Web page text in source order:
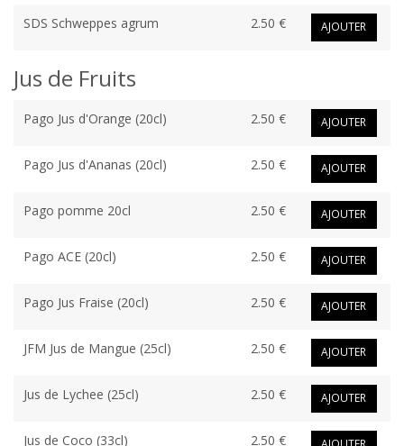
SDS Schweppes agrum 2.50 € AJOUTER
Jus de Fruits
Pago Jus d'Orange (20cl) 2.50 € AJOUTER
Pago Jus d'Ananas (20cl) 2.50 € AJOUTER
Pago pomme 20cl 2.50 € AJOUTER
Pago ACE (20cl) 2.50 € AJOUTER
Pago Jus Fraise (20cl) 2.50 € AJOUTER
JFM Jus de Mangue (25cl) 2.50 € AJOUTER
Jus de Lychee (25cl) 2.50 € AJOUTER
Jus de Coco (33cl) 2.50 €